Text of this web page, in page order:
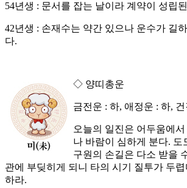
54년생 : 문서를 잡는 날이라 계약이 성립
42년생 : 손재수는 약간 있으나 운수가 길
다.
◇ 양띠총운
금전운 : 하, 애정운 : 하,
오늘의 일진은 어두움에서
나 바람이 심하게 분다. 도
구원의 손길은 다소 받을
관에 부딪히게 되니 타의 시기 질투가 두
하라.